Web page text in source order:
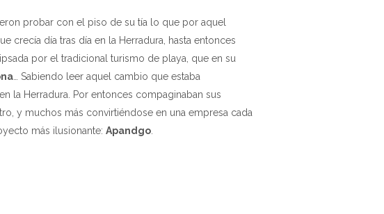
probar con el piso de su tía lo que por aquel
crecía día tras día en la Herradura, hasta entonces
por el tradicional turismo de playa, que en su
… Sabiendo leer aquel cambio que estaba
la Herradura. Por entonces compaginaban sus
y muchos más convirtiéndose en una empresa cada
más ilusionante: Apandgo